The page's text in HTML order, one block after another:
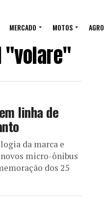
MERCADO MOTOS AGRO
"volare"
linha de
da marca e
micro-ônibus
dos 25